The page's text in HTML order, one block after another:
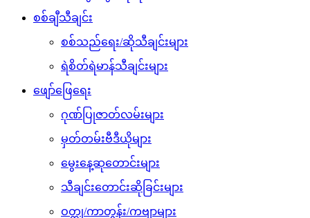
စစ်ချီသီချင်း
စစ်သည်ရေး/ဆိုသီချင်းများ
ရဲစိတ်ရဲမာန်သီချင်းများ
ဖျော်ဖြေရေး
ဂုဏ်ပြုဇာတ်လမ်းများ
မှတ်တမ်းဗီဒီယိုများ
မွေးနေ့ဆုတောင်းများ
သီချင်းတောင်းဆိုခြင်းများ
ဝတ္ထု/ကာတွန်း/ကဗျာများ